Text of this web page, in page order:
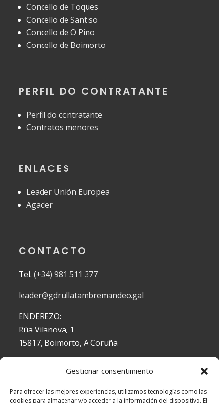
Gestionar consentimiento
Para ofrecer las mejores experiencias, utilizamos tecnologías como las
cookies para almacenar y/o acceder a la información del dispositivo. El
Concello de Toques
Concello de Santiso
Concello de O Pino
Concello de Boimorto
PERFIL DO CONTRATANTE
Perfil do contratante
Contratos menores
ENLACES
Leader Unión Europea
Agader
CONTACTO
Tel. (+34) 981 511 377
leader@gdrullatambremandeo.gal
ENDEREZO:
Rúa Vilanova, 1
15817, Boimorto, A Coruña